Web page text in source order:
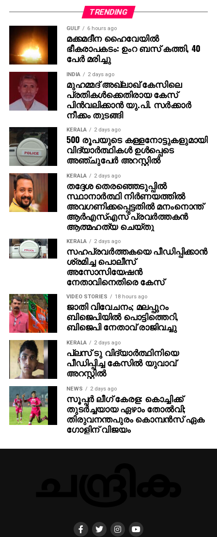
അടിച്ചതറിയുന്നത്. രണ്ടാമത്തെ ടിക്കറ്റിനും 1000 രൂപ
സമ്മാനമായി ലഭിച്ചു. ലോട്ടറി അടിച്ച വിവരം
അറിഞ്ഞപ്പോള്‍ ആദ്യം ഓര്‍ത്തത് സുഹൃത്ത്
മുകേഷിനെയായിരുന്നു. അദ്ദേഹത്തിന്റെ രണ്ട്
പെണ്‍മക്കള്‍ക്ക് 50 ലക്ഷം രൂപ വീതം ആകെ ഒരു കോടി
നല്‍കുമെന്ന് അമിത് പറഞ്ഞു. ‘ പഞ്ചാബിലേക്ക്
വരാന്‍പോലും 8,000 രൂപ കടം വാങ്ങിയിരുന്നു. അത്
ഇപ്പോള്‍ തിരിച്ചടക്കും. കോടിപതിയായെങ്കിലും ഞാന്‍
പഴയപോലെ കച്ചവടം തുടരും. ഭാര്യയുടെ ആഗ്രഹം
പോലെ സ്ഥലം വാങ്ങി വീട് പണിയും ‘ എന്നതായിരുന്നു
അമിതിന്റെ പ്രതികരണം. സാധാരണ മനുഷ്യന്റെ
മനോഹരമായ പങ്കുവെക്കലാണ് ഇപ്പോള്‍ സോഷ്യല്‍
മീഡിയയില്‍ ചര്‍ച്ചയായിരിക്കുന്നത്.
TRENDING
GULF 6 hours ago
മക്കമദീന ഹൈവേയില്‍
ഭീകരാപകടം: ഉംറ ബസ് കത്തി, 40
പേര്‍ മരിച്ചു
INDIA 2 days ago
മുഹമ്മദ് അഖ്‌ലാഖ് കേസിലെ
പ്രതികള്‍ക്കെതിരായ കേസ്
പിന്‍വലിക്കാന്‍ യു.പി. സര്‍ക്കാര്‍
നീക്കം തുടങ്ങി
KERALA 2 days ago
500 രൂപയുടെ കള്ളനോട്ടുകളുമായി
വിദ്യാര്‍ത്ഥികള്‍ ഉള്‍പ്പെടെ
അഞ്ചുപേര്‍ അറസ്റ്റില്‍
KERALA 2 days ago
തദ്ദേശ തെരഞ്ഞെടുപ്പില്‍
സ്ഥാനാര്‍ത്ഥി നിര്‍ണയത്തില്‍
അവഗണിക്കപ്പെട്ടതില്‍ മനംനൊന്ത്
ആര്‍എസ്എസ് പ്രവര്‍ത്തകന്‍
ആത്മഹത്യ ചെയ്തു
KERALA 2 days ago
സഹപ്രവര്‍ത്തകയെ പീഡിപ്പിക്കാന്‍
ശ്രമിച്ച പൊലീസ്
അസോസിയേഷന്‍
നേതാവിനെതിരെ കേസ്
VIDEO STORIES 18 hours ago
ജാതി വിവേചനം; മലപ്പുറം
ബിജെപിയില്‍ പൊട്ടിത്തെറി,
ബിജെപി നേതാവ് രാജിവച്ചു
KERALA 2 days ago
പ്ലസ് ടു വിദ്യാര്‍ത്ഥിനിയെ
പീഡിപ്പിച്ച കേസില്‍ യുവാവ്
അറസ്റ്റില്‍
NEWS 2 days ago
സൂപ്പര്‍ ലീഗ് കേരള: കൊച്ചിക്ക്
തുടര്‍ച്ചയായ ഏഴാം തോല്‍വി;
തിരുവനന്തപുരം കൊമ്പന്‍സ് ഏക
ഗോളിന് വിജയം